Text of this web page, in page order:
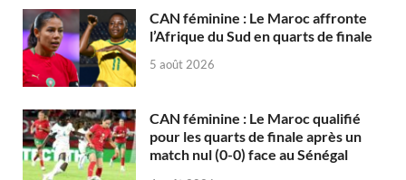
CAN féminine : Le Maroc affronte
l’Afrique du Sud en quarts de finale
5 août 2026
CAN féminine : Le Maroc qualifié
pour les quarts de finale après un
match nul (0-0) face au Sénégal